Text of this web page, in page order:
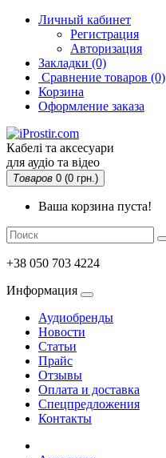
Личный кабинет
Регистрация
Авторизация
Закладки (0)
Сравнение товаров (0)
Корзина
Оформление заказа
Кабелі та аксесуари
для аудіо та відео
Товаров 0 (0 грн.)
Ваша корзина пуста!
+38 050 703 4224
Информация
Аудиобренды
Новости
Статьи
Прайс
Отзывы
Оплата и доставка
Спецпредложения
Контакты